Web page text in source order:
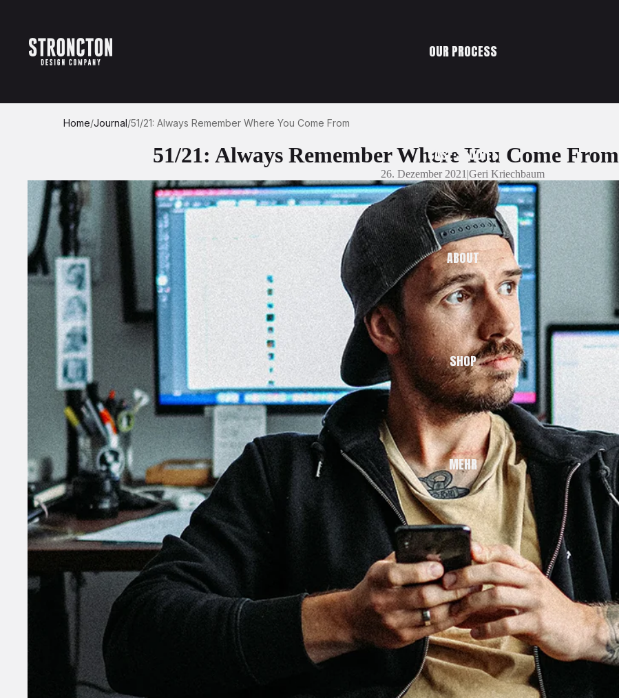
OUR PROCESS
CASE STUDIES
ABOUT
SHOP
MEHR
Home/Journal/51/21: Always Remember Where You Come From
51/21: Always Remember Where You Come From
26. Dezember 2021 |Geri Kriechbaum